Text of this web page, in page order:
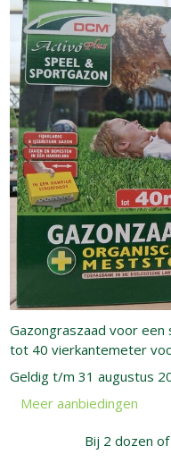
Gazongraszaad voor
tot 40 vierkantemeter
Geldig t/m 31 augustus
Meer aanbiedingen
Bij 2 dozen